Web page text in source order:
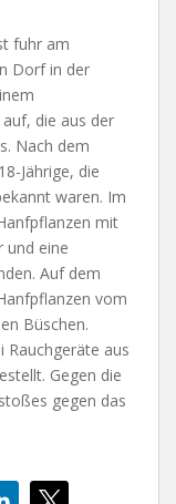
fuhr am
Dorf in der
die aus der
Nach dem
Jährige, die
waren. Im
mit
und eine
Auf dem
vom
Büschen.
Rauchgeräte aus
Gegen die
gegen das